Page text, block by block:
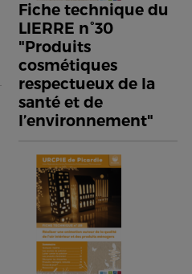
Fiche technique du
LIERRE n°30
"Produits
cosmétiques
respectueux de la
santé et de
l’environnement"